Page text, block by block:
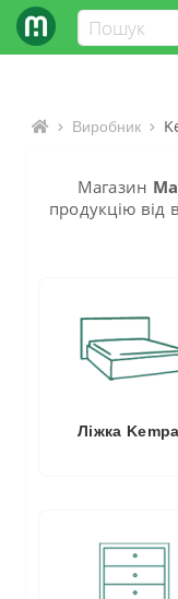
Інтернет-магазин
Виробник
Магазин
продукцію від
Ліжка